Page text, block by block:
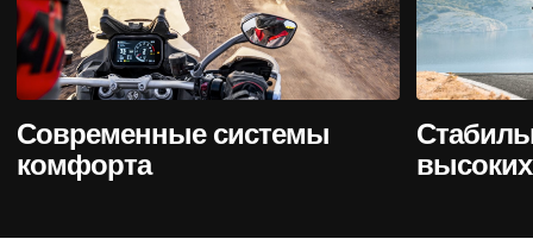
Современные системы
комфорта